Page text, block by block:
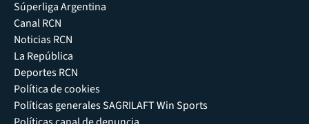
Súperliga Argentina
Canal RCN
Noticias RCN
La República
Deportes RCN
Política de cookies
Políticas generales SAGRILAFT Win Sports